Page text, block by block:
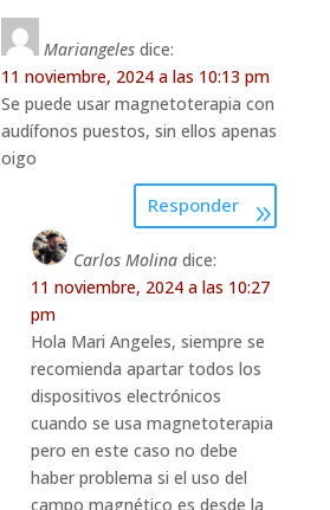
Mariangeles dice:
11 noviembre, 2024 a las 10:13 pm
Se puede usar magnetoterapia con
audífonos puestos, sin ellos apenas
oigo
Responder
Carlos Molina dice:
11 noviembre, 2024 a las 10:27
pm
Hola Mari Angeles, siempre se
recomienda apartar todos los
dispositivos electrónicos
cuando se usa magnetoterapia
pero en este caso no debe
haber problema si el uso del
campo magnético es desde la